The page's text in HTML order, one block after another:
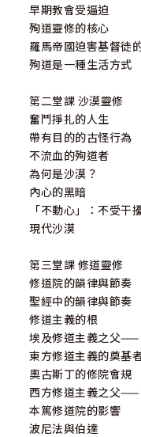
早期教會受逼迫
殉道靈修的核心
羅馬帝國迫害基督徒
殉道是一種生活方式
第二堂課 沙漠靈修
奮鬥掙扎的人生
帶有目的的古怪行為
不流血的殉道者
為何是沙漠？
內心的黑暗
「不動心」：不受干
現代沙漠
第三堂課 修道靈修
修道院的韻律與節奏
聖經中的韻律與節奏
修道主義的根
埃及修道主義之父——
東方修道主義的奠基
奧古斯丁的修院會規
西方修道主義之父
本篤修道院的影響
波尼法與伯達